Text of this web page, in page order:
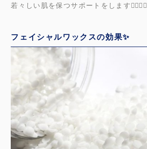
若々しい肌を保つサポートをします🧏🏻‍♀️✨
フェイシャルワックスの効果✨